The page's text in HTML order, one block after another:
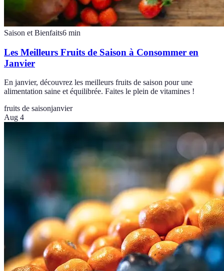
Saison et Bienfaits6 min
Les Meilleurs Fruits de Saison à Consommer en
Janvier
En janvier, découvrez les meilleurs fruits de saison pour une
alimentation saine et équilibrée. Faites le plein de vitamines !
fruits de saisonjanvier
Aug 4